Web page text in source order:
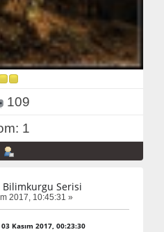
109
1
Bilimkurgu Serisi
2017, 10:45:31 »
Kasım 2017, 00:23:30